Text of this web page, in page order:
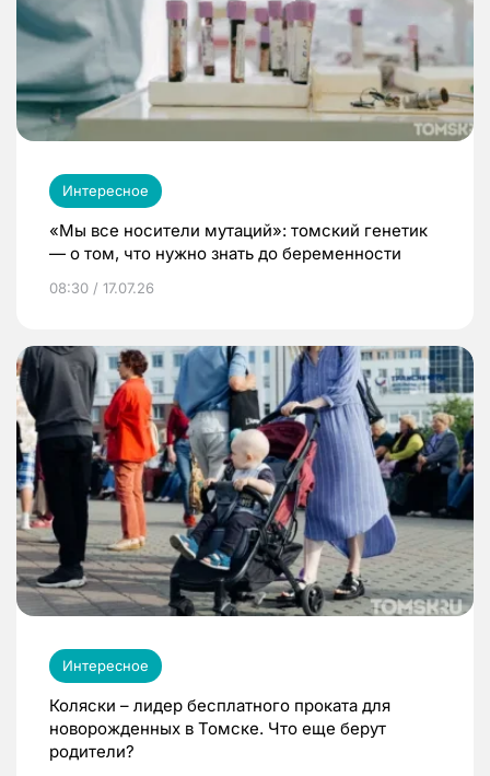
Интересное
«Мы все носители мутаций»: томский генетик
— о том, что нужно знать до беременности
08:30 / 17.07.26
Интересное
Коляски – лидер бесплатного проката для
новорожденных в Томске. Что еще берут
родители?